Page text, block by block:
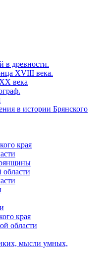
в древности.
XVIII века.
века
в истории Брянского
края
области
края
области
мысли умных,